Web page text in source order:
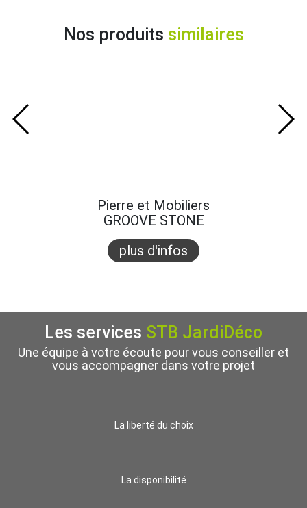
Nos produits similaires
Pierre et Mobiliers
GROOVE STONE
plus d'infos
Les services STB JardiDéco
Une équipe à votre écoute pour vous conseiller et
vous accompagner dans votre projet
La liberté du choix
La disponibilité